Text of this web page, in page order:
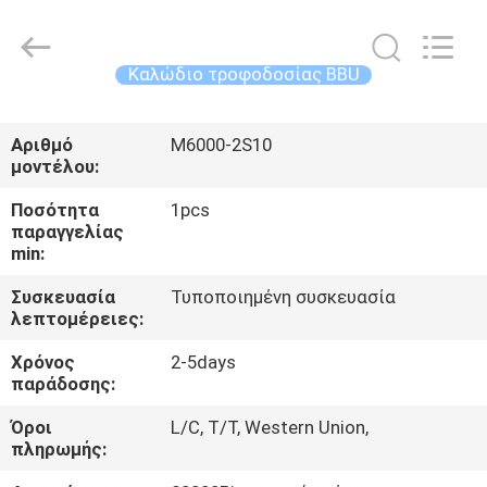
ΠΡΟΪΌΝΤΑ
ΠΕΡΊΠΟΥ
ΕΜΕΊΣ
ΓΎΡΟΣ
ΕΡΓΟΣΤΑΣΊΩΝ
ΠΟΙΟΤΙΚΌΣ
Rights
Καλώδιο τροφοδοσίας BBU
Αριθμό
μοντέλου:
M6000-2S10
Ποσότητα
παραγγελίας
min:
1pcs
Συσκευασία
λεπτομέρειες:
Τυποποιημένη συσκευασία
Χρόνος
παράδοσης:
2-5days
Όροι
πληρωμής:
L/C, T/T, Western Union,